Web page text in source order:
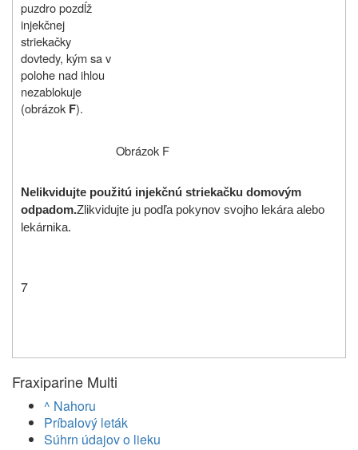
puzdro pozdĺž
injekčnej
striekačky
dovtedy, kým sa v
polohe nad ihlou
nezablokuje
(obrázok F).
Obrázok F
Nelikvidujte použitú injekčnú striekačku domovým
odpadom.Zlikvidujte ju podľa pokynov svojho lekára alebo
lekárnika.
7
Fraxiparine Multi
^ Nahoru
Príbalový leták
Súhrn údajov o lieku